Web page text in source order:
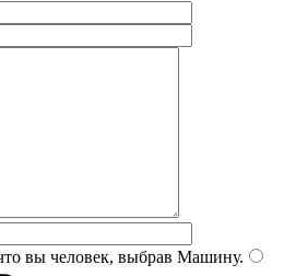
вы человек, выбрав Машину.